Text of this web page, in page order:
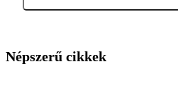
Népszerű cikkek